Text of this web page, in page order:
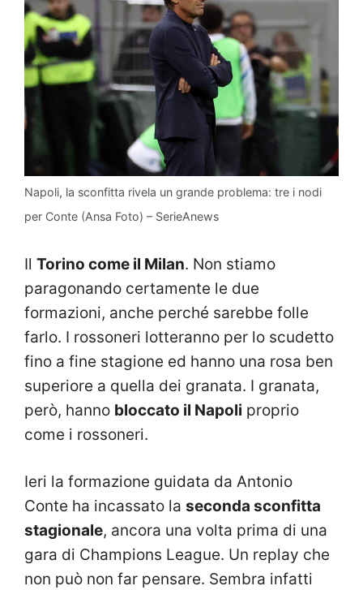
Napoli, la sconfitta rivela un grande problema: tre i nodi
per Conte (Ansa Foto) – SerieAnews
Il Torino come il Milan. Non stiamo
paragonando certamente le due
formazioni, anche perché sarebbe folle
farlo. I rossoneri lotteranno per lo scudetto
fino a fine stagione ed hanno una rosa ben
superiore a quella dei granata. I granata,
però, hanno bloccato il Napoli proprio
come i rossoneri.
Ieri la formazione guidata da Antonio
Conte ha incassato la seconda sconfitta
stagionale, ancora una volta prima di una
gara di Champions League. Un replay che
non può non far pensare. Sembra infatti